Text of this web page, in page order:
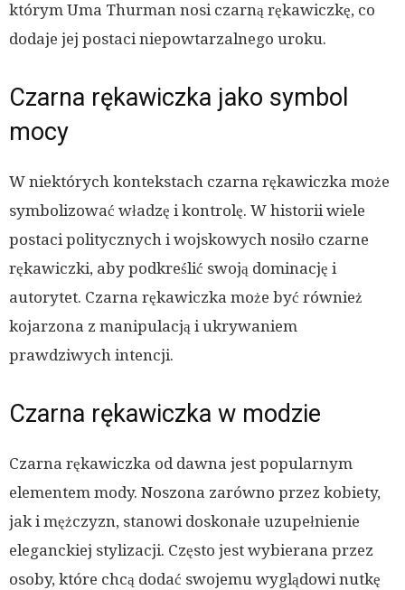
którym Uma Thurman nosi czarną rękawiczkę, co
dodaje jej postaci niepowtarzalnego uroku.
Czarna rękawiczka jako symbol
mocy
W niektórych kontekstach czarna rękawiczka może
symbolizować władzę i kontrolę. W historii wiele
postaci politycznych i wojskowych nosiło czarne
rękawiczki, aby podkreślić swoją dominację i
autorytet. Czarna rękawiczka może być również
kojarzona z manipulacją i ukrywaniem
prawdziwych intencji.
Czarna rękawiczka w modzie
Czarna rękawiczka od dawna jest popularnym
elementem mody. Noszona zarówno przez kobiety,
jak i mężczyzn, stanowi doskonałe uzupełnienie
eleganckiej stylizacji. Często jest wybierana przez
osoby, które chcą dodać swojemu wyglądowi nutkę